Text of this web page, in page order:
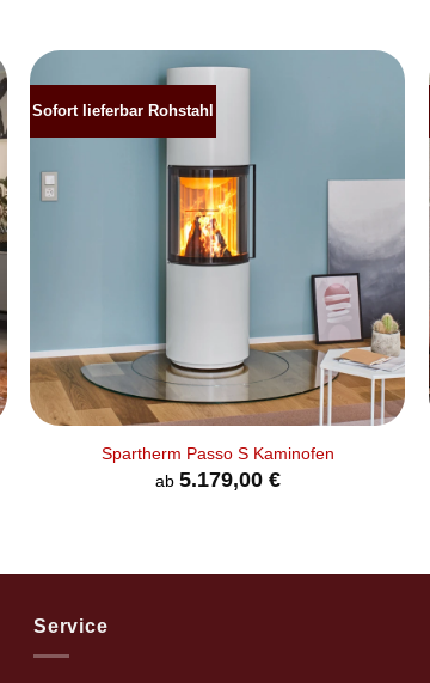
Sofort lieferbar Rohstahl
Spartherm Passo S Kaminofen
ab 5.179,00 €
Service